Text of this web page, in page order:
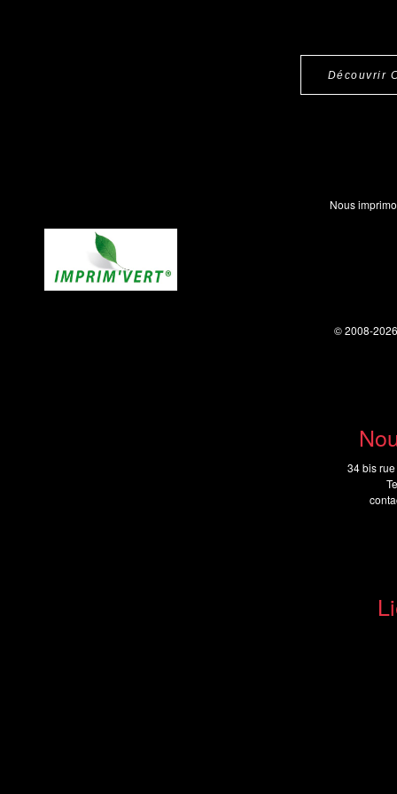
Découvrir
34 bis
Nous
© 2008-